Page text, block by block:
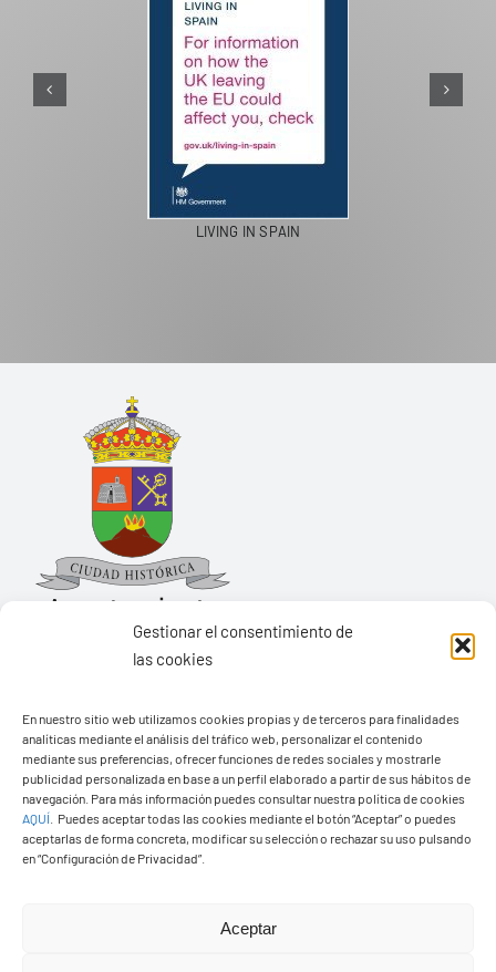
Gestionar el consentimiento de
las cookies
En nuestro sitio web utilizamos cookies propias y de terceros para finalidades
analíticas mediante el análisis del tráfico web, personalizar el contenido
mediante sus preferencias, ofrecer funciones de redes sociales y mostrarle
publicidad personalizada en base a un perfil elaborado a partir de sus hábitos de
navegación. Para más información puedes consultar nuestra política de cookies
AQUÍ
Puedes aceptar todas las cookies mediante el botón “Aceptar” o puedes
aceptarlas de forma concreta, modificar su selección o rechazar su uso pulsando
en “Configuración de Privacidad”.
Aceptar
PASEOS EN CAMELLO
Pza. de Los Remedios, 1
35570 – Yaiza
Tel:928 83 62 20
© Copyright2026 Ayuntamiento de Yaiza - Todos los